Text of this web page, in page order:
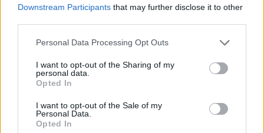
Downstream Participants that may further disclose it to other
Please note that this website/app uses one or more Google
not limited to your visit or usage behaviour. You may click to
grant or deny consent to Google and its third-party tags to
use your data for below specified purposes in below Google
consent section.
Personal Data Processing Opt Outs
I want to opt-out of the Sharing of my
personal data.
Opted In
I want to opt-out of the Sale of my
Personal Data.
Opted In
«Αμισός 2026»: Η Νέα Σαμψούντα Πρέβεζας